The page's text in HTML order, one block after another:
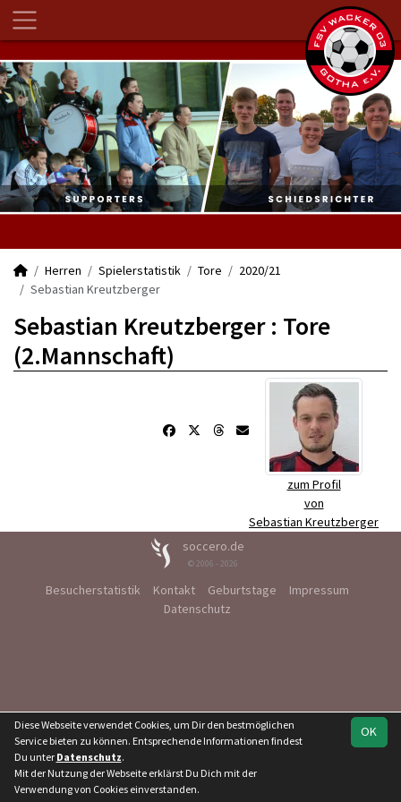
Herren Spielerstatistik Tore
2020/21
Sebastian Kreutzberger
Sebastian Kreutzberger : Tore
(2.Mannschaft)
zum Profil
von
Sebastian Kreutzberger
soccero.de
© 2006 - 2026
Besucherstatistik Kontakt Geburtstage
Impressum
Datenschutz
OK
Diese Webseite verwendet Cookies, um Dir den bestmöglichen
Service bieten zu können. Entsprechende Informationen findest
Du unter Datenschutz.
Mit der Nutzung der Webseite erklärst Du Dich mit der
Verwendung von Cookies einverstanden.